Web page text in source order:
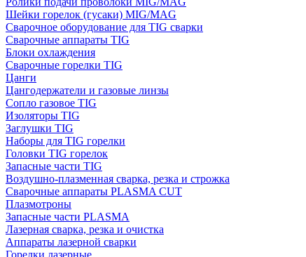
Шейки горелок (гусаки) MIG/MAG
Сварочное оборудование для TIG сварки
Сварочные аппараты TIG
Блоки охлаждения
Сварочные горелки TIG
Цанги
Цангодержатели и газовые линзы
Сопло газовое TIG
Изоляторы TIG
Заглушки TIG
Наборы для TIG горелки
Головки TIG горелок
Запасные части TIG
Воздушно-плазменная сварка, резка и строжка
Сварочные аппараты PLASMA CUT
Плазмотроны
Запасные части PLASMA
Лазерная сварка, резка и очистка
Аппараты лазерной сварки
Горелки лазерные